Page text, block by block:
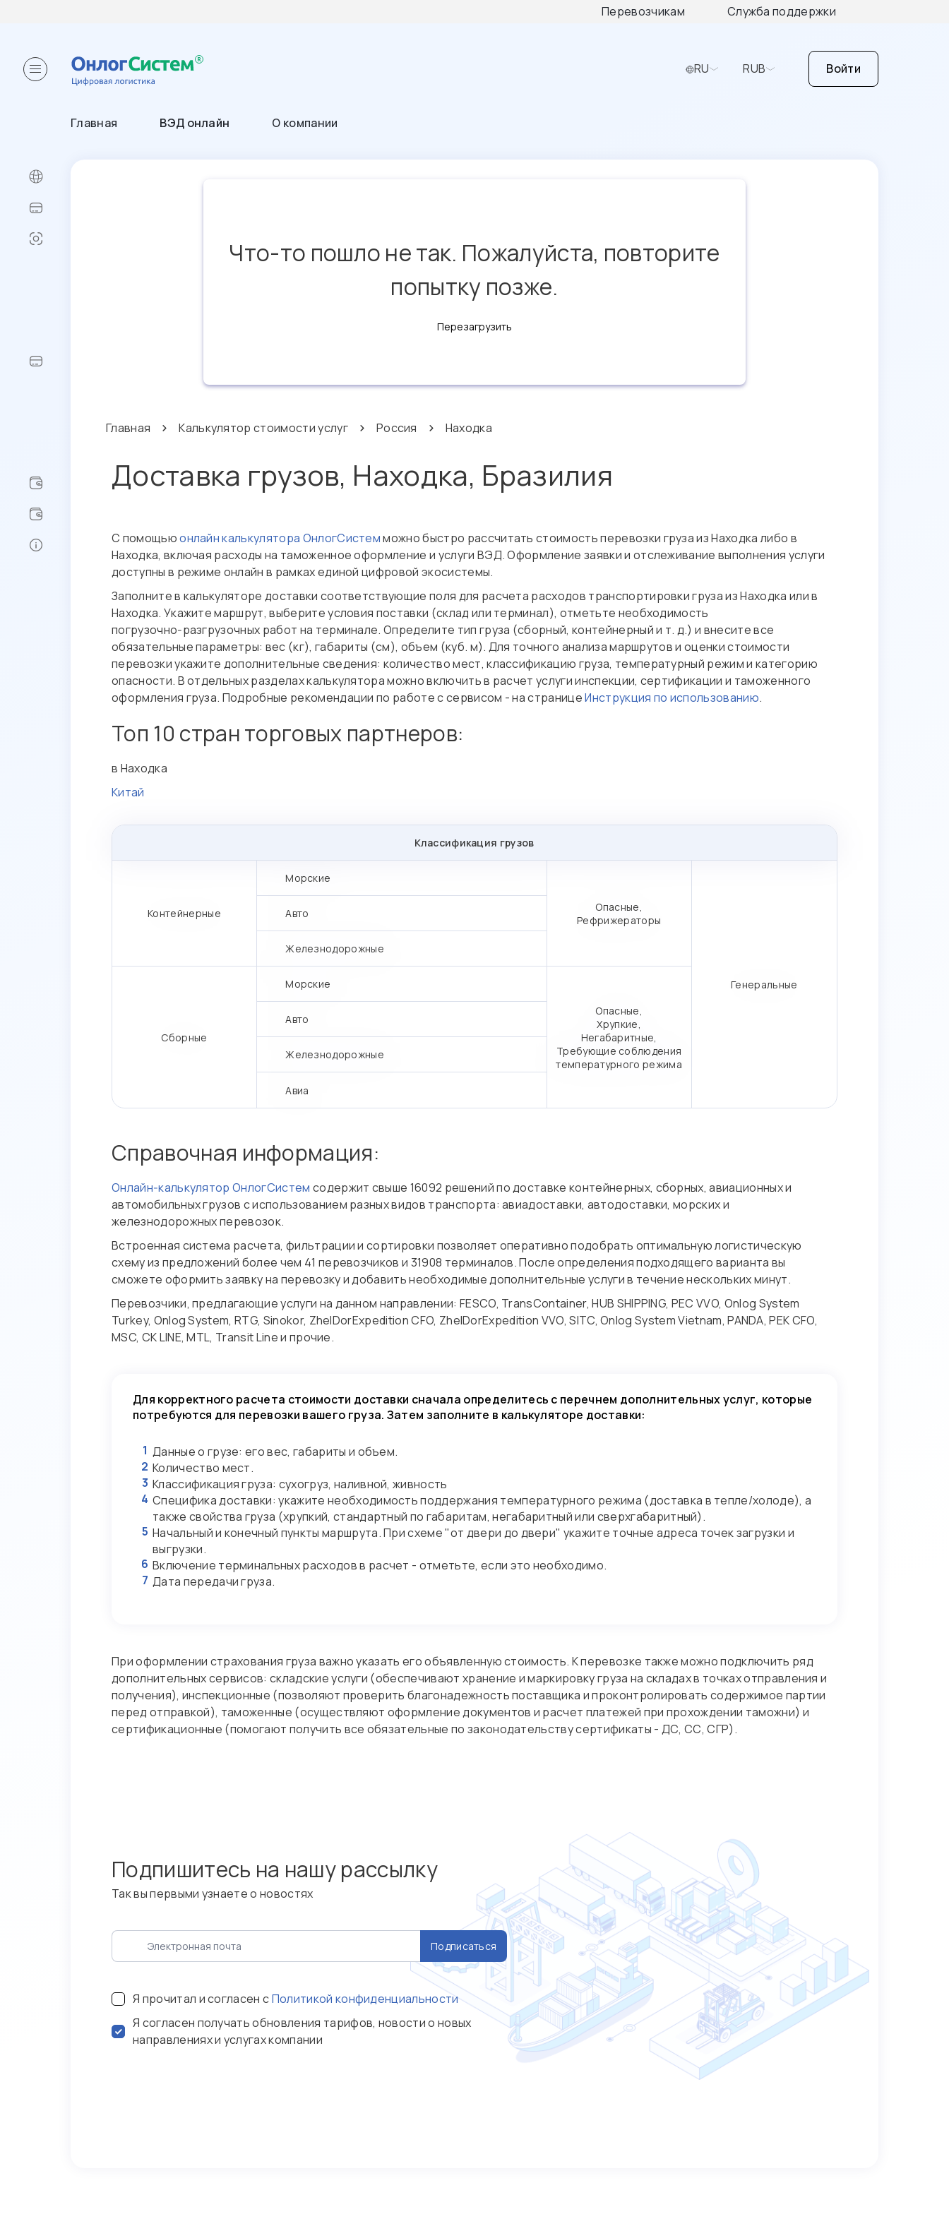
Перевозчикам Служба поддержки
RU RUB Войти
Главная ВЭД онлайн О компании
Что-то пошло не так. Пожалуйста, повторите
попытку позже.
Перезагрузить
Главная Калькулятор стоимости услуг Россия Находка
Доставка грузов, Находка, Бразилия
С помощьюонлайн калькулятора ОнлогСистемможно быстро рассчитать стоимость перевозки груза из Находка либо в
Находка, включая расходы на таможенное оформление и услуги ВЭД. Оформление заявки и отслеживание выполнения услуги
доступны в режиме онлайн в рамках единой цифровой экосистемы.
Заполните в калькуляторе доставки соответствующие поля для расчета расходов транспортировки груза из Находка или в
Находка. Укажите маршрут, выберите условия поставки (склад или терминал), отметьте необходимость
погрузочно‑разгрузочных работ на терминале. Определите тип груза (сборный, контейнерный и т. д.) и внесите все
обязательные параметры: вес (кг), габариты (см), объем (куб. м). Для точного анализа маршрутов и оценки стоимости
перевозки укажите дополнительные сведения: количество мест, классификацию груза, температурный режим и категорию
опасности. В отдельных разделах калькулятора можно включить в расчет услуги инспекции, сертификации и таможенного
оформления груза. Подробные рекомендации по работе с сервисом - на страницеИнструкция по использованию.
Топ 10 стран торговых партнеров:
в Находка
Китай
Классификация грузов
Контейнерные
Морские
Авто
Железнодорожные
Опасные,
Рефрижераторы
Сборные
Морские
Авто
Железнодорожные
Авиа
Опасные,
Хрупкие,
Негабаритные,
Требующие соблюдения
температурного режима
Генеральные
Справочная информация:
Онлайн‑калькулятор ОнлогСистем содержит свыше 16092 решений по доставке контейнерных, сборных, авиационных и
автомобильных грузов с использованием разных видов транспорта: авиадоставки, автодоставки, морских и
железнодорожных перевозок.
Встроенная система расчета, фильтрации и сортировки позволяет оперативно подобрать оптимальную логистическую
схему из предложений более чем 41 перевозчиков и 31908 терминалов. После определения подходящего варианта вы
сможете оформить заявку на перевозку и добавить необходимые дополнительные услуги в течение нескольких минут.
Перевозчики, предлагающие услуги на данном направлении: FESCO, TransContainer, HUB SHIPPING, PEC VVO, Onlog System
Turkey, Onlog System, RTG, Sinokor, ZhelDorExpedition CFO, ZhelDorExpedition VVO, SITC, Onlog System Vietnam, PANDA, PEK CFO,
MSC, CK LINE, MTL, Transit Line и прочие.
Для корректного расчета стоимости доставки сначала определитесь с перечнем дополнительных услуг, которые
потребуются для перевозки вашего груза. Затем заполните в калькуляторе доставки:
1 Данные о грузе: его вес, габариты и объем.
2 Количество мест.
3 Классификация груза: сухогруз, наливной, живность
4 Специфика доставки: укажите необходимость поддержания температурного режима (доставка в тепле/холоде), а
также свойства груза (хрупкий, стандартный по габаритам, негабаритный или сверхгабаритный).
5 Начальный и конечный пункты маршрута. При схеме "от двери до двери" укажите точные адреса точек загрузки и
выгрузки.
6 Включение терминальных расходов в расчет - отметьте, если это необходимо.
7 Дата передачи груза.
При оформлении страхования груза важно указать его объявленную стоимость. К перевозке также можно подключить ряд
дополнительных сервисов: складские услуги (обеспечивают хранение и маркировку груза на складах в точках отправления и
получения), инспекционные (позволяют проверить благонадежность поставщика и проконтролировать содержимое партии
перед отправкой), таможенные (осуществляют оформление документов и расчет платежей при прохождении таможни) и
сертификационные (помогают получить все обязательные по законодательству сертификаты - ДС, СС, СГР).
Подпишитесь на нашу рассылку
Так вы первыми узнаете о новостях
Подписаться
Я прочитал и согласен сПолитикой конфиденциальности
Я согласен получать обновления тарифов, новости о новых
направлениях и услугах компании